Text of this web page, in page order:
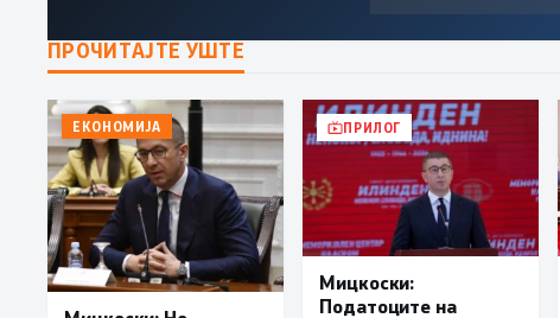
ПРОЧИТАЈТЕ УШТЕ
ЕКОНОМИЈА ПРИЛОГ
Мицкоски:
Податоците на